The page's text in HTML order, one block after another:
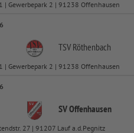
| Gewerbepark 2 | 91238 Offenhausen
TSV Röthenbach
| Gewerbepark 2 | 91238 Offenhausen
SV Offenhausen
27 | 91207 Lauf a.d.Pegnitz